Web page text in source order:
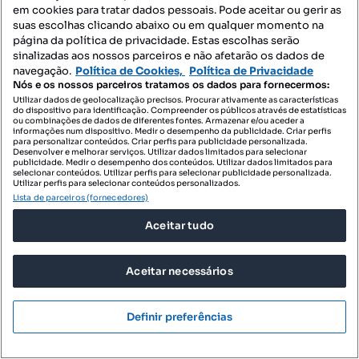
Profissional
Terreno para venda
em cookies para tratar dados pessoais. Pode aceitar ou gerir as
suas escolhas clicando abaixo ou em qualquer momento na
página da política de privacidade. Estas escolhas serão
sinalizadas aos nossos parceiros e não afetarão os dados de
navegação. Política de Cookies, Política de Privacidade
Nós e os nossos parceiros tratamos os dados para fornecermos:
Utilizar dados de geolocalização precisos. Procurar ativamente as características
do dispositivo para identificação. Compreender os públicos através de estatísticas
ou combinações de dados de diferentes fontes. Armazenar e/ou aceder a
informações num dispositivo. Medir o desempenho da publicidade. Criar perfis
para personalizar conteúdos. Criar perfis para publicidade personalizada.
Desenvolver e melhorar serviços. Utilizar dados limitados para selecionar
publicidade. Medir o desempenho dos conteúdos. Utilizar dados limitados para
selecionar conteúdos. Utilizar perfis para selecionar publicidade personalizada.
Utilizar perfis para selecionar conteúdos personalizados.
Lista de parceiros (fornecedores)
Aceitar tudo
Aceitar necessários
Definir preferências